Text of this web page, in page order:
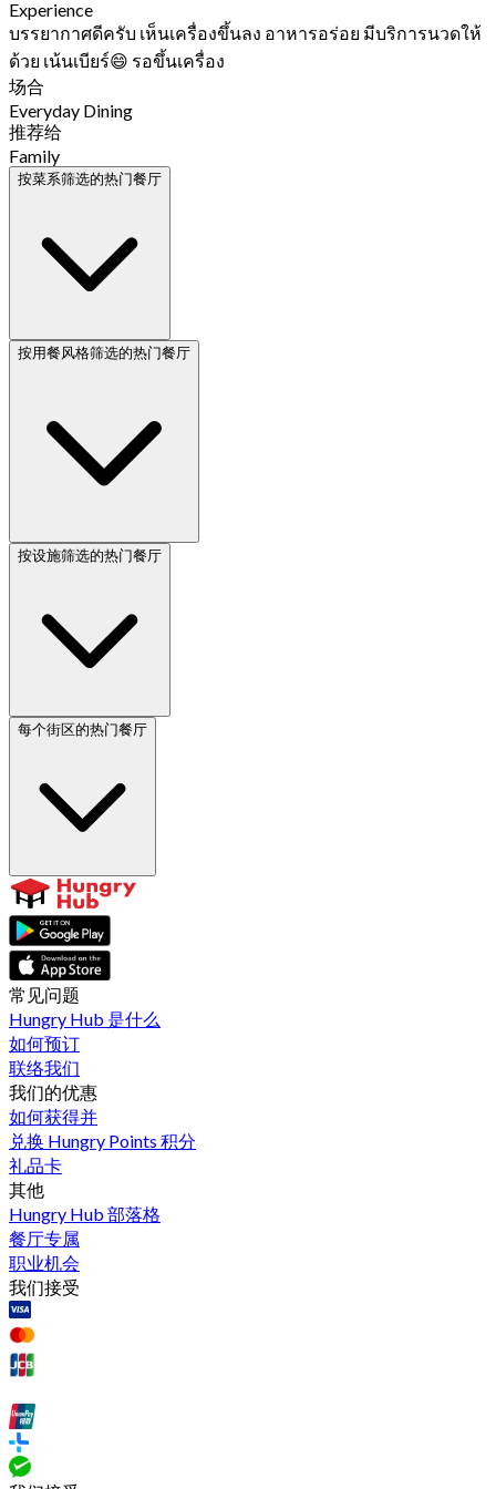
Experience
บรรยากาศดีครับ เห็นเครื่องขึ้นลง อาหารอร่อย มีบริการนวดให้
ด้วย เน้นเบียร์😄 รอขึ้นเครื่อง
场合
Everyday Dining
推荐给
Family
按菜系筛选的热门餐厅
按用餐风格筛选的热门餐厅
按设施筛选的热门餐厅
每个街区的热门餐厅
常见问题
Hungry Hub 是什么
如何预订
联络我们
我们的优惠
如何获得并
兑换 Hungry Points 积分
礼品卡
其他
Hungry Hub 部落格
餐厅专属
职业机会
我们接受